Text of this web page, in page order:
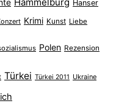
Hammelburg Hanser
Krimi Kunst Liebe
Polen Rezension
Türkei Türkei 2011 Ukraine